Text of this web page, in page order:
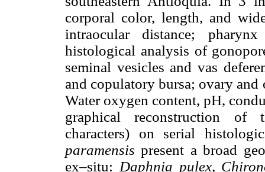
corporal color, length, and
intraocular distance;
histological analysis of
seminal vesicles and vas
and copulatory bursa; ovary
Water oxygen content, pH,
graphical reconstruction of
characters) on serial
paramensispresent a broad
ex–situ: Daphnia pulex,